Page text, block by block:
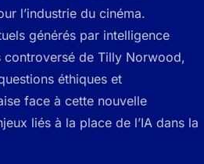
l’industrie du cinéma.
générés par intelligence
de Tilly Norwood,
éthiques et
face à cette nouvelle
liés à la place de l’IA dans la